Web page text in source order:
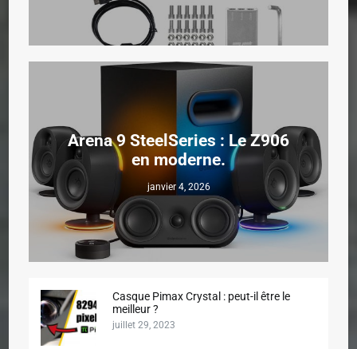
Arena 9 SteelSeries : Le Z906
en moderne.
janvier 4, 2026
Casque Pimax Crystal : peut-il être le
meilleur ?
juillet 29, 2023